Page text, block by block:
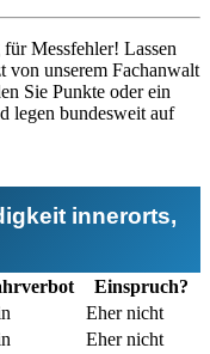
Messfehler! Lassen
von unserem Fachanwalt
Sie Punkte oder ein
legen bundesweit auf
innerorts,
Einspruch?
Eher nicht
Eher nicht